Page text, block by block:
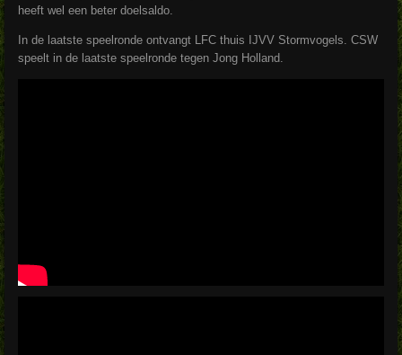
heeft wel een beter doelsaldo.
In de laatste speelronde ontvangt LFC thuis IJVV Stormvogels. CSW
speelt in de laatste speelronde tegen Jong Holland.